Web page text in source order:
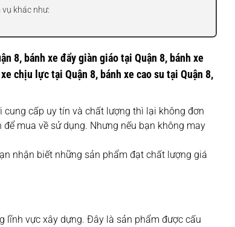
khác như:
8, bánh xe đẩy giàn giáo tại Quận 8, bánh xe
chịu lực tại Quận 8, bánh xe cao su tại Quận 8,
cấp uy tín và chất lượng thì lại không đơn
mua về sử dụng. Nhưng nếu bạn không may
nhận biết những sản phẩm đạt chất lượng giá
lĩnh vực xây dựng. Đây là sản phẩm được cấu